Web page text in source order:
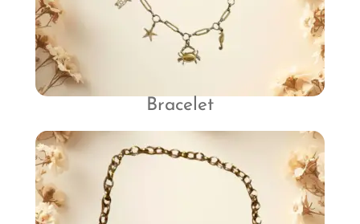
Bracelet